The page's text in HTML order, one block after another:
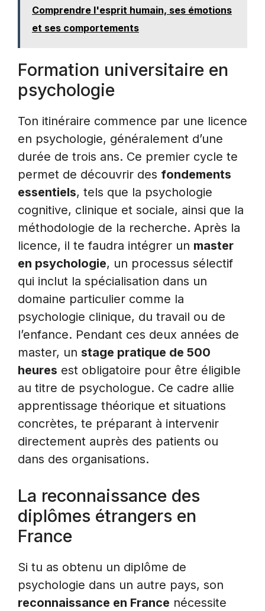
Comprendre l'esprit humain, ses émotions
et ses comportements
Formation universitaire en
psychologie
Ton itinéraire commence par une licence
en psychologie, généralement d’une
durée de trois ans. Ce premier cycle te
permet de découvrir des fondements
essentiels, tels que la psychologie
cognitive, clinique et sociale, ainsi que la
méthodologie de la recherche. Après la
licence, il te faudra intégrer un master
en psychologie, un processus sélectif
qui inclut la spécialisation dans un
domaine particulier comme la
psychologie clinique, du travail ou de
l’enfance. Pendant ces deux années de
master, un stage pratique de 500
heures est obligatoire pour être éligible
au titre de psychologue. Ce cadre allie
apprentissage théorique et situations
concrètes, te préparant à intervenir
directement auprès des patients ou
dans des organisations.
La reconnaissance des
diplômes étrangers en
France
Si tu as obtenu un diplôme de
psychologie dans un autre pays, son
reconnaissance en France nécessite